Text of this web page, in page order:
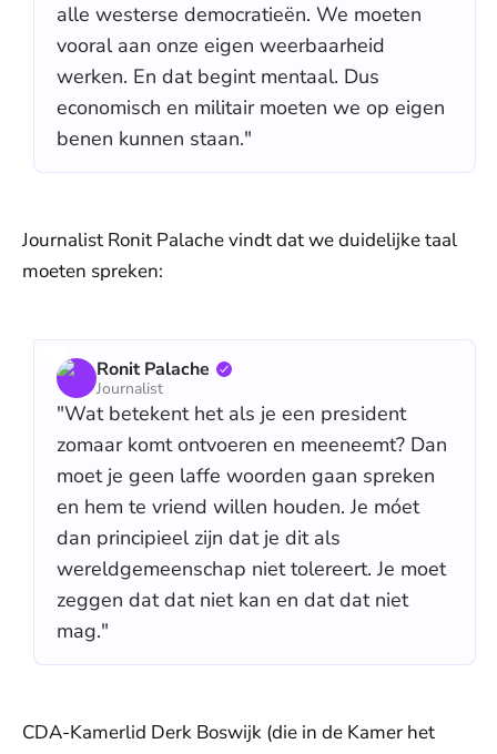
alle westerse democratieën. We moeten
vooral aan onze eigen weerbaarheid
werken. En dat begint mentaal. Dus
economisch en militair moeten we op eigen
benen kunnen staan."
Journalist Ronit Palache vindt dat we duidelijke taal
moeten spreken:
Ronit Palache
Journalist
"Wat betekent het als je een president
zomaar komt ontvoeren en meeneemt? Dan
moet je geen laffe woorden gaan spreken
en hem te vriend willen houden. Je móet
dan principieel zijn dat je dit als
wereldgemeenschap niet tolereert. Je moet
zeggen dat dat niet kan en dat dat niet
mag."
CDA-Kamerlid Derk Boswijk (die in de Kamer het